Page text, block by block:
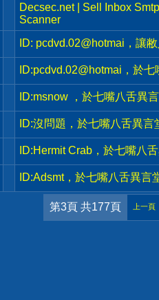
Decsec.net | Sell Inbox
Scanner
ID: pcdvd.02@hotmai，讓
ID:pcdvd.02@hotmai，於
ID:msnow ，於七嘴八舌異
ID:沒問題，於七嘴八舌異
ID:Hermit Crab，於七嘴八
ID:Adsmt，於七嘴八舌異言
第3頁 共177頁 上一頁